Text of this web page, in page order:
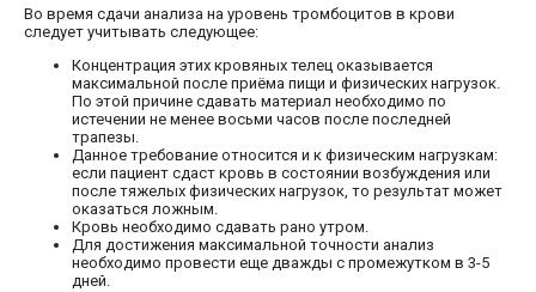
Во время сдачи анализа на уровень тромбоцитов в крови
следует учитывать следующее:
Концентрация этих кровяных телец оказывается
максимальной после приёма пищи и физических нагрузок.
По этой причине сдавать материал необходимо по
истечении не менее восьми часов после последней
трапезы.
Данное требование относится и к физическим нагрузкам:
если пациент сдаст кровь в состоянии возбуждения или
после тяжелых физических нагрузок, то результат может
оказаться ложным.
Кровь необходимо сдавать рано утром.
Для достижения максимальной точности анализ
необходимо провести еще дважды с промежутком в 3-5
дней.